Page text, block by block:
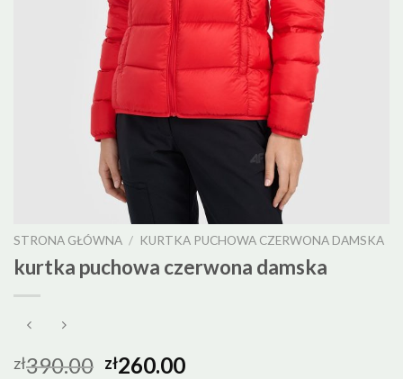
STRONA GŁÓWNA / KURTKA PUCHOWA CZERWONA DAMSKA
kurtka puchowa czerwona damska
zł390.00 zł260.00